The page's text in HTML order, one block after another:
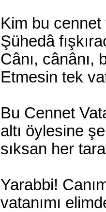
Kim bu cennet
Şühedâ
Cânı, cânânı,
Etmesin tek
Bu Cennet
altı öylesine
sıksan her
Yarabbi!
vatanımı